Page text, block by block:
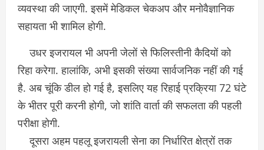
व्यवस्था की जाएगी. इसमें मेडिकल चेकअप और मनोवैज्ञानिक
सहायता भी शामिल होगी.
उधर इजरायल भी अपनी जेलों से फिलिस्तीनी कैदियों को
रिहा करेगा. हालांकि, अभी इसकी संख्या सार्वजनिक नहीं की गई
है. अब चूंकि डील हो गई है, इसलिए यह रिहाई प्रक्रिया 72 घंटे
के भीतर पूरी करनी होगी, जो शांति वार्ता की सफलता की पहली
परीक्षा होगी.
दूसरा अहम पहलू इजरायली सेना का निर्धारित क्षेत्रों तक